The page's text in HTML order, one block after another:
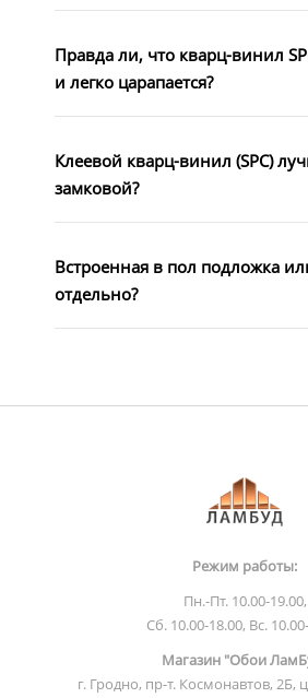
Правда ли, что кварц-винил
и легко царапается?
Клеевой кварц-винил (SPC)
замковой?
Встроенная в пол подложка
отдельно?
Режим работы:
Пн.-Пт. 10.00-19.00,
Сб. 10.00-18.00, Вс.
Магазин "Обои
г. Гродно, пр-т. Космонавтов, 2Б,